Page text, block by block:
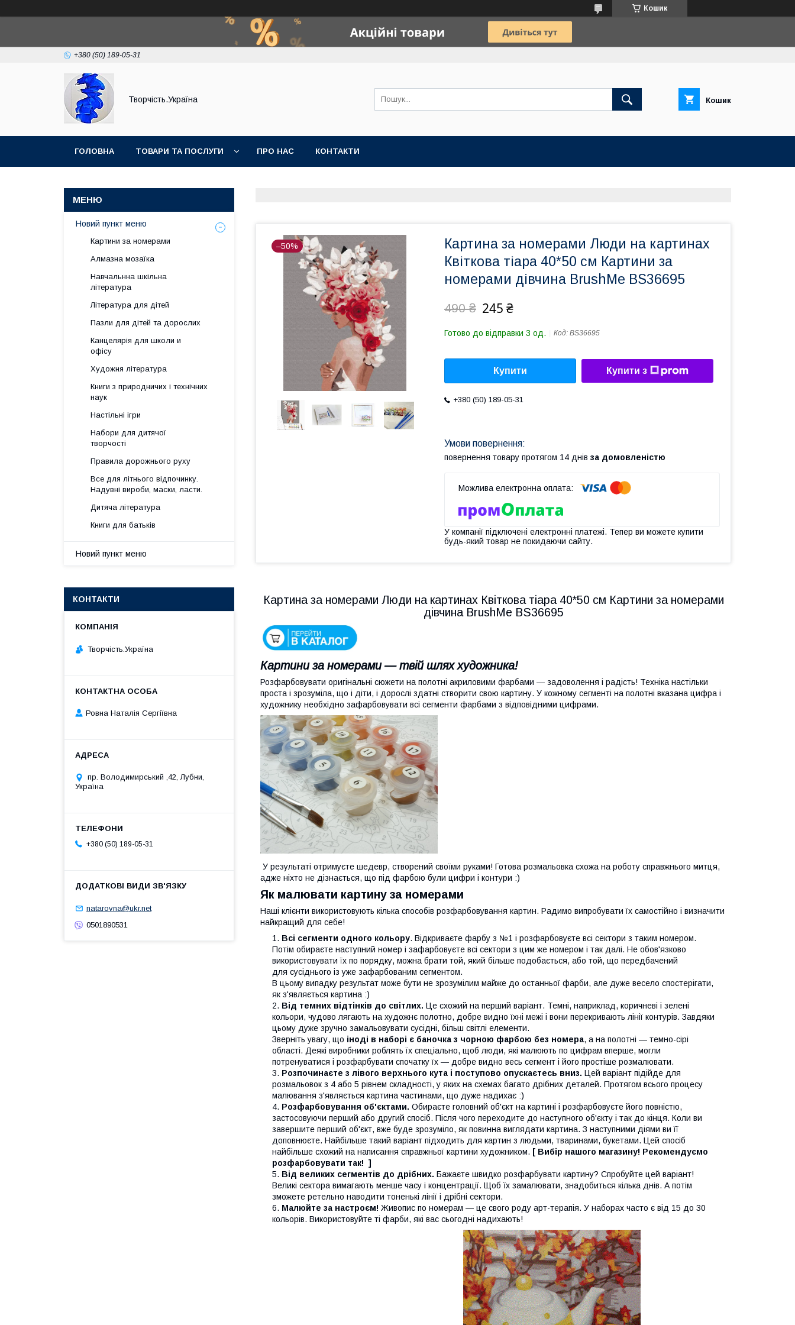
Кошик
+380 (50) 189-05-31
Творчість.Україна Кошик
ГОЛОВНА ТОВАРИ ТА ПОСЛУГИ ПРО НАС КОНТАКТИ
–50%
Картина за номерами Люди на картинах
Квіткова тіара 40*50 см Картини за
номерами дівчина BrushMe BS36695
490 ₴ 245 ₴
Готово до відправки 3 од. Код: BS36695
Купити Купити з
+380 (50) 189-05-31
повернення товару протягом 14 днів за домовленістю
У компанії підключені електронні платежі. Тепер ви можете купити
будь-який товар не покидаючи сайту.
Картина за номерами Люди на картинах Квіткова тіара 40*50 см Картини за номерами
дівчина BrushMe BS36695
Картини за номерами — твій шлях художника!
Розфарбовувати оригінальні сюжети на полотні акриловими фарбами — задоволення і радість! Техніка настільки
проста і зрозуміла, що і діти, і дорослі здатні створити свою картину. У кожному сегменті на полотні вказана цифра і
художнику необхідно зафарбовувати всі сегменти фарбами з відповідними цифрами.
У результаті отримуєте шедевр, створений своїми руками! Готова розмальовка схожа на роботу справжнього митця,
адже ніхто не дізнається, що під фарбою були цифри і контури :)
Як малювати картину за номерами
Наші клієнти використовують кілька способів розфарбовування картин. Радимо випробувати їх самостійно і визначити
найкращий для себе!
Всі сегменти одного кольору. Відкриваєте фарбу з №1 і розфарбовуєте всі сектори з таким номером.
Потім обираєте наступний номер і зафарбовуєте всі сектори з цим же номером і так далі. Не обов'язково
використовувати їх по порядку, можна брати той, який більше подобається, або той, що передбачений
для сусіднього із уже зафарбованим сегментом.
В цьому випадку результат може бути не зрозумілим майже до останньої фарби, але дуже весело спостерігати,
як з'являється картина :)
Від темних відтінків до світлих. Це схожий на перший варіант. Темні, наприклад, коричневі і зелені
кольори, чудово лягають на художнє полотно, добре видно їхні межі і вони перекривають лінії контурів. Завдяки
цьому дуже зручно замальовувати сусідні, більш світлі елементи.
Зверніть увагу, що іноді в наборі є баночка з чорною фарбою без номера, а на полотні — темно-сірі
області. Деякі виробники роблять їх спеціально, щоб люди, які малюють по цифрам вперше, могли
потренуватися і розфарбувати спочатку їх — добре видно весь сегмент і його простіше розмалювати.
Розпочинаєте з лівого верхнього кута і поступово опускаєтесь вниз. Цей варіант підійде для
розмальовок з 4 або 5 рівнем складності, у яких на схемах багато дрібних деталей. Протягом всього процесу
малювання з'являється картина частинами, що дуже надихає :)
Розфарбовування об'єктами. Обираєте головний об'єкт на картині і розфарбовуєте його повністю,
застосовуючи перший або другий спосіб. Після чого переходите до наступного об'єкту і так до кінця. Коли ви
завершите перший об'єкт, вже буде зрозуміло, як повинна виглядати картина. З наступними діями ви її
доповнюєте. Найбільше такий варіант підходить для картин з людьми, тваринами, букетами. Цей спосіб
найбільше схожий на написання справжньої картини художником. [ Вибір нашого магазину! Рекомендуємо
розфарбовувати так! ]
Від великих сегментів до дрібних. Бажаєте швидко розфарбувати картину? Спробуйте цей варіант!
Великі сектора вимагають менше часу і концентрації. Щоб їх замалювати, знадобиться кілька днів. А потім
зможете ретельно наводити тоненькі лінії і дрібні сектори.
Малюйте за настроєм! Живопис по номерам — це свого роду арт-терапія. У наборах часто є від 15 до 30
кольорів. Використовуйте ті фарби, які вас сьогодні надихають!
Новий пункт меню
Картини за номерами
Алмазна мозаїка
Навчальнна шкільна
література
Література для дітей
Пазли для дітей та дорослих
Канцелярія для школи и
офісу
Художня література
Книги з природничих і технічних
наук
Настільні ігри
Набори для дитячої
творчості
Правила дорожнього руху
Все для літнього відпочинку.
Надувні вироби, маски, ласти.
Дитяча література
Книги для батьків
Новий пункт меню
КОНТАКТИ
Творчість.Україна
Ровна Наталія Сергіївна
пр. Володимирський ,42, Лубни,
Україна
+380 (50) 189-05-31
natarovna@ukr.net
0501890531